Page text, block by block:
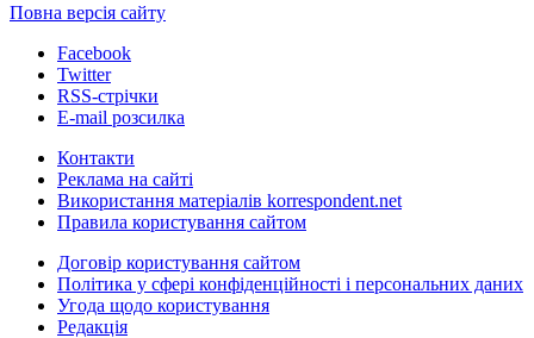
Повна версія сайту
Facebook
Twitter
RSS-стрічки
E-mail розсилка
Контакти
Реклама на сайті
Використання матеріалів korrespondent.net
Правила користування сайтом
Договір користування сайтом
Політика у сфері конфіденційності і персональних даних
Угода щодо користування
Редакція